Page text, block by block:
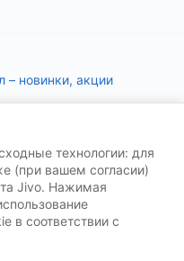
– новинки, акции
на маркетплейсах
технологии: для
(при вашем согласии)
Jivo. Нажимая
в соответствии с